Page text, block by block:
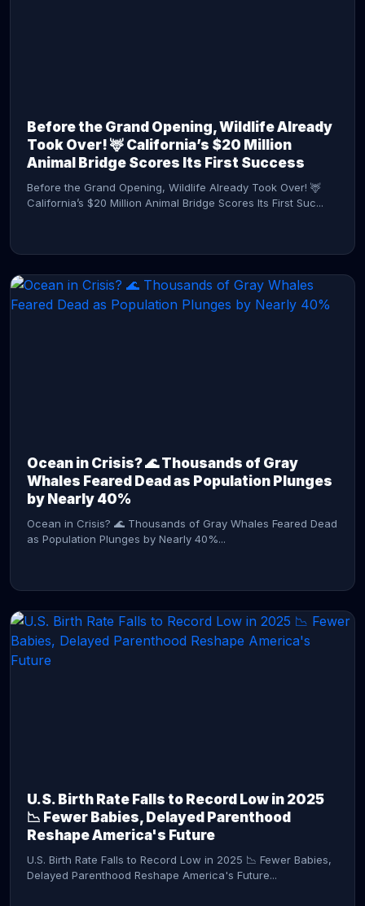
Before the Grand Opening, Wildlife Already
Took Over! 🦌 California’s $20 Million
Animal Bridge Scores Its First Success
Before the Grand Opening, Wildlife Already Took Over! 🦌
California’s $20 Million Animal Bridge Scores Its First Suc...
Ocean in Crisis? 🌊 Thousands of Gray
Whales Feared Dead as Population Plunges
by Nearly 40%
Ocean in Crisis? 🌊 Thousands of Gray Whales Feared Dead
as Population Plunges by Nearly 40%...
U.S. Birth Rate Falls to Record Low in 2025
📉 Fewer Babies, Delayed Parenthood
Reshape America's Future
U.S. Birth Rate Falls to Record Low in 2025 📉 Fewer Babies,
Delayed Parenthood Reshape America's Future...